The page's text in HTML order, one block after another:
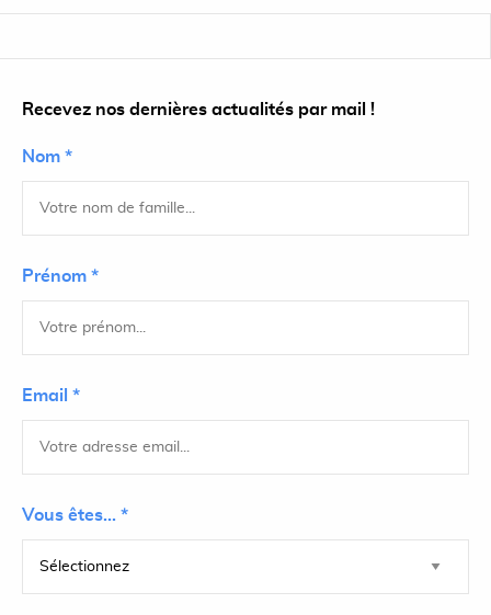
Recevez nos dernières actualités par mail !
Nom *
Prénom *
Email *
Vous êtes... *